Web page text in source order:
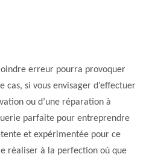
erreur pourra provoquer
si vous envisager d’effectuer
ou d’une réparation à
parfaite pour entreprendre
et expérimentée pour ce
réaliser à la perfection où que